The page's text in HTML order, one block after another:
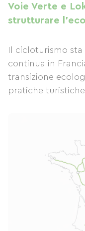
Voie Verte e
strutturare
Il cicloturismo
continua in
transizione
pratiche